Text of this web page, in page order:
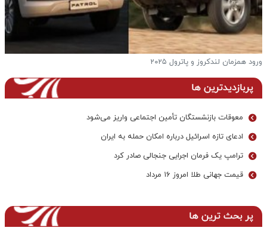
ورود همزمان لندکروز و پاترول ۲۰۲۵
پربازدیدترین ها
معوقات بازنشستگان تأمین اجتماعی واریز می‌شود
ادعای تازه اسرائیل درباره امکان حمله به ایران
ترامپ یک فرمان اجرایی جنجالی صادر کرد
قیمت جهانی طلا امروز ۱۶ مرداد
پر بحث ترین ها